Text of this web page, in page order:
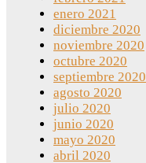
enero 2021
diciembre 2020
noviembre 2020
octubre 2020
septiembre 2020
agosto 2020
julio 2020
junio 2020
mayo 2020
abril 2020